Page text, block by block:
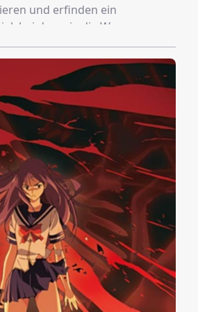
und erfinden ein
bei dem sie die Wesen
lassen. Als die Monster
werden, geraten die Jungs in
Kampf, der sie und die
Monster in eine geheimnisvolle